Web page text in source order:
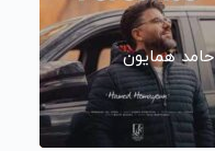
حامد همایون